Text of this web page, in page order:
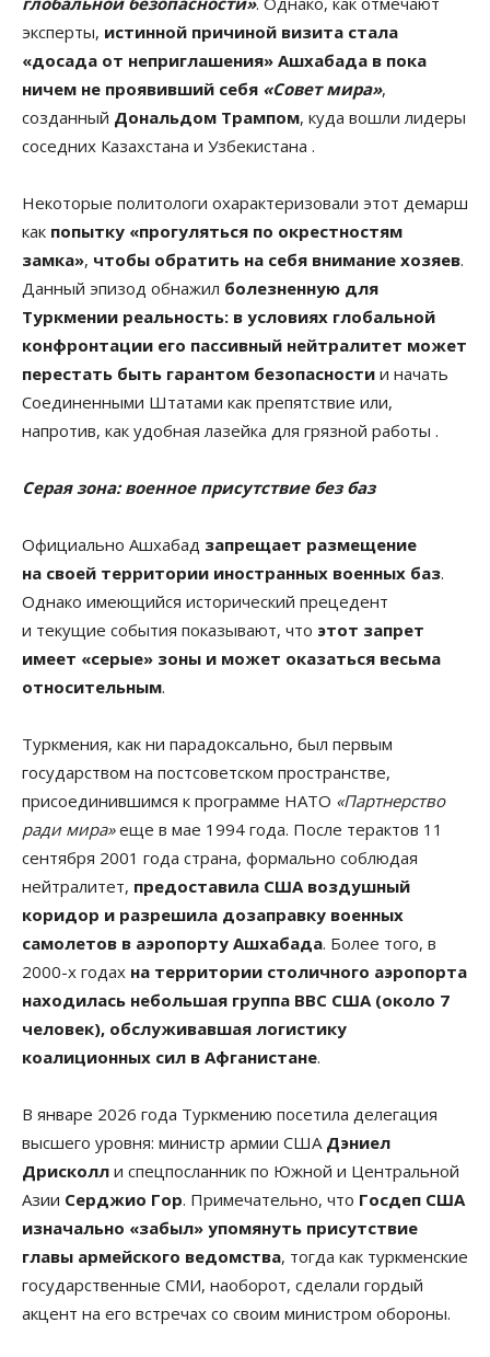
эксперты, истинной причиной визита стала
«досада от неприглашения» Ашхабада в пока
ничем не проявивший себя «Совет мира»,
созданный Дональдом Трампом, куда вошли лидеры
соседних Казахстана и Узбекистана .
Некоторые политологи охарактеризовали этот демарш
как попытку «прогуляться по окрестностям
замка», чтобы обратить на себя внимание хозяев.
Данный эпизод обнажил болезненную для
Туркмении реальность: в условиях глобальной
конфронтации его пассивный нейтралитет может
перестать быть гарантом безопасности и начать
Соединенными Штатами как препятствие или,
напротив, как удобная лазейка для грязной работы .
Серая зона: военное присутствие без баз
Официально Ашхабад запрещает размещение
на своей территории иностранных военных баз.
Однако имеющийся исторический прецедент
и текущие события показывают, что этот запрет
имеет «серые» зоны и может оказаться весьма
относительным.
Туркмения, как ни парадоксально, был первым
государством на постсоветском пространстве,
присоединившимся к программе НАТО «Партнерство
ради мира»еще в мае 1994 года. После терактов 11
сентября 2001 года страна, формально соблюдая
нейтралитет, предоставила США воздушный
коридор и разрешила дозаправку военных
самолетов в аэропорту Ашхабада. Более того, в
2000-х годах на территории столичного аэропорта
находилась небольшая группа ВВС США (около 7
человек), обслуживавшая логистику
коалиционных сил в Афганистане.
В январе 2026 года Туркмению посетила делегация
высшего уровня: министр армии США Дэниел
Дрисколл и спецпосланник по Южной и Центральной
Азии Серджио Гор. Примечательно, что Госдеп США
изначально «забыл» упомянуть присутствие
главы армейского ведомства, тогда как туркменские
государственные СМИ, наоборот, сделали гордый
акцент на его встречах со своим министром обороны.